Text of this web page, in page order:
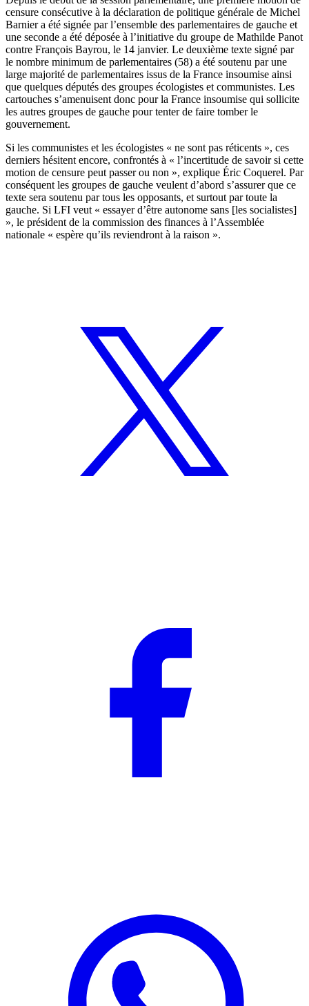
censure consécutive à la déclaration de politique générale de Michel
Barnier a été signée par l’ensemble des parlementaires de gauche et
une seconde a été déposée à l’initiative du groupe de Mathilde Panot
contre François Bayrou, le 14 janvier. Le deuxième texte signé par
le nombre minimum de parlementaires (58) a été soutenu par une
large majorité de parlementaires issus de la France insoumise ainsi
que quelques députés des groupes écologistes et communistes. Les
cartouches s’amenuisent donc pour la France insoumise qui sollicite
les autres groupes de gauche pour tenter de faire tomber le
gouvernement.
Si les communistes et les écologistes « ne sont pas réticents », ces
derniers hésitent encore, confrontés à « l’incertitude de savoir si cette
motion de censure peut passer ou non », explique Éric Coquerel. Par
conséquent les groupes de gauche veulent d’abord s’assurer que ce
texte sera soutenu par tous les opposants, et surtout par toute la
gauche. Si LFI veut « essayer d’être autonome sans [les socialistes]
», le président de la commission des finances à l’Assemblée
nationale « espère qu’ils reviendront à la raison ».